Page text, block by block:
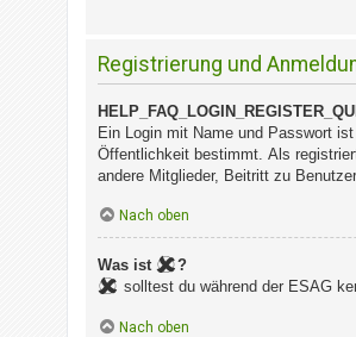
Registrierung und
Ein Login mit Name und Passwort
Öffentlichkeit bestimmt. Als
andere Mitglieder, Beitritt zu
Nach oben
Was ist
?
solltest du während der ESAG
Nach oben